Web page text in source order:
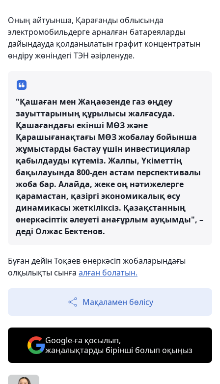
Оның айтуынша, Қарағанды облысында
электромобильдерге арналған батареяларды
дайындауда қолданылатын графит концентратын
өндіру жөніндегі ТЭН әзірленуде.
"Қашаған мен Жаңаөзенде газ өңдеу
зауыттарының құрылысы жалғасуда.
Қашағандағы екінші МӨЗ және
Қарашығанақтағы МӨЗ жобалау бойынша
жұмыстарды бастау үшін инвестициялар
қабылдауды күтеміз. Жалпы, Үкіметтің
бақылауында 800-ден астам перспективалы
жоба бар. Алайда, жеке оң нәтижелерге
қарамастан, қазіргі экономикалық өсу
динамикасы жеткіліксіз. Қазақстанның
өнеркәсіптік әлеуеті анағұрлым ауқымды", –
деді Олжас Бектенов.
Бұған дейін Тоқаев өнеркәсіп жобаларындағы
олқылықты сынға алған болатын.
Мақаламен бөлісу
Google-ға қосылып,
жаңалықтарды бірінші болып оқыңыз